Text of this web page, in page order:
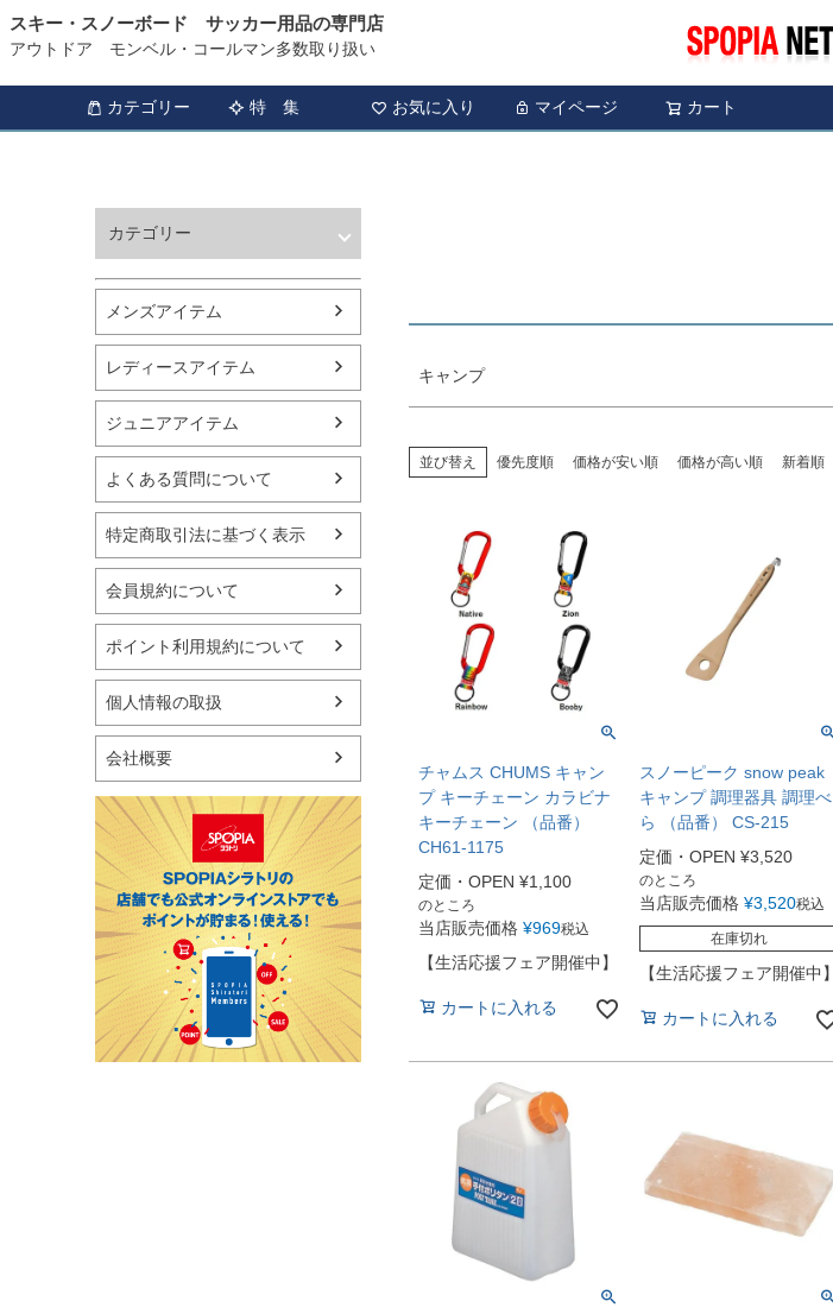
スキー・スノーボード サッカー用品の専門店
アウトドア モンベル・コールマン多数取り扱い
カテゴリー 特 集 お気に入り マイページ カート
HOME キャンプ商品一覧
カテゴリー
バスケットボール
シューズ
ランニング用品
スポーツアパレル
テニス
バレーボール
フィットネス用品
スイミング用品
マリン
スケートボード
野球・ソフトボール
ゴルフ
卓球用品
バッグ・サングラス
ハンドボール用品
ラグビー用品
グランドゴルフ
メンズアイテム
レディースアイテム
ジュニアアイテム
よくある質問について
特定商取引法に基づく表示
会員規約について
ポイント利用規約について
個人情報の取扱
会社概要
キャンプ
セール
限定 再入荷 翌日発送
並び替え 優先度順 価格が安い順 価格が高い順 新着順
チャムス CHUMS キャン
プ キーチェーン カラビナ
キーチェーン （品番）
CH61-1175
定価・OPEN ¥1,100
のところ
当店販売価格 ¥969税込
【生活応援フェア開催中】
カートに入れる
スノーピーク snow peak
キャンプ 調理器具 調理べ
ら （品番） CS-215
定価・OPEN ¥3,520
のところ
当店販売価格 ¥3,520税込
在庫切れ
【生活応援フェア開催中】
カートに入れる